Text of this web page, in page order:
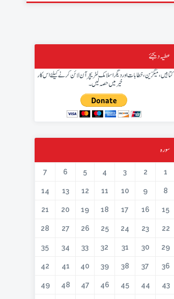
عطیہ دیجئے
کتابیں، میگزین، خطابات اور دیگر اسلامک لٹریچر آن لائن کرنے کیلئے اس کار
خیر میں حصہ لیں۔
سورہ
1
2
3
4
5
6
7
8
9
10
11
12
13
14
15
16
17
18
19
20
21
22
23
24
25
26
27
28
29
30
31
32
33
34
35
36
37
38
39
40
41
42
43
44
45
46
47
48
49